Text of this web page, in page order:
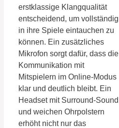
erstklassige Klangqualität
entscheidend, um vollständig
in ihre Spiele eintauchen zu
können. Ein zusätzliches
Mikrofon sorgt dafür, dass die
Kommunikation mit
Mitspielern im Online-Modus
klar und deutlich bleibt. Ein
Headset mit Surround-Sound
und weichen Ohrpolstern
erhöht nicht nur das